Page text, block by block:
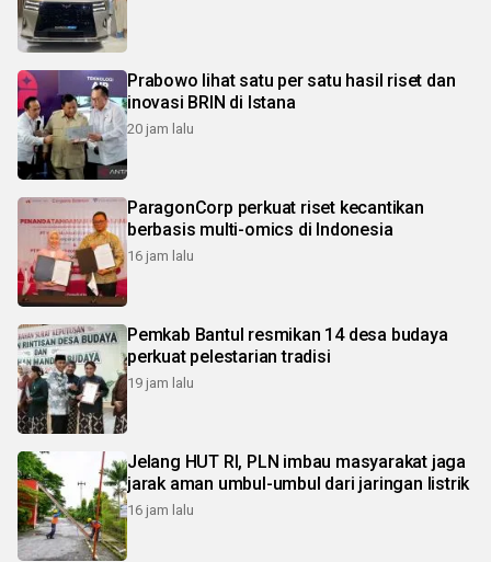
Prabowo lihat satu per satu hasil riset dan
inovasi BRIN di Istana
20 jam lalu
ParagonCorp perkuat riset kecantikan
berbasis multi-omics di Indonesia
16 jam lalu
Pemkab Bantul resmikan 14 desa budaya
perkuat pelestarian tradisi
19 jam lalu
Jelang HUT RI, PLN imbau masyarakat jaga
jarak aman umbul-umbul dari jaringan listrik
16 jam lalu